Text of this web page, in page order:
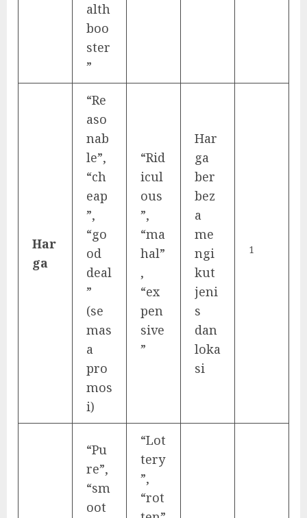
alth
boo
ster
”
Har
ga
“Re
aso
nab
le”,
“ch
eap
”,
“go
od
deal
”
(se
mas
a
pro
mos
i)
“Rid
icul
ous
”,
“ma
hal”
,
“ex
pen
sive
”
Har
ga
ber
bez
a
me
ngi
kut
jeni
s
dan
loka
si
1
“Pu
re”,
“sm
oot
“Lot
tery
”,
“rot